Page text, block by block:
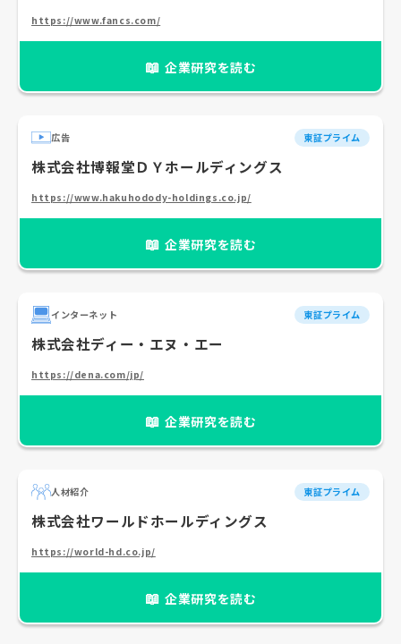
https://www.fancs.com/
📖 企業研究を読む
広告 東証プライム
株式会社博報堂ＤＹホールディングス
https://www.hakuhodody-holdings.co.jp/
📖 企業研究を読む
インターネット 東証プライム
株式会社ディー・エヌ・エー
https://dena.com/jp/
📖 企業研究を読む
人材紹介 東証プライム
株式会社ワールドホールディングス
https://world-hd.co.jp/
📖 企業研究を読む